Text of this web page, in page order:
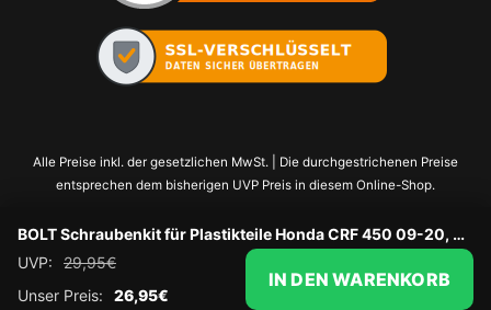
Alle Preise inkl. der gesetzlichen MwSt. | Die durchgestrichenen Preise
entsprechen dem bisherigen UVP Preis in diesem Online-Shop.
BOLT Schraubenkit für Plastikteile Honda CRF 450 09-20, CRF 250 10-21
UVP:
29,95€
Unser Preis:
26,95€
IN DEN WARENKORB